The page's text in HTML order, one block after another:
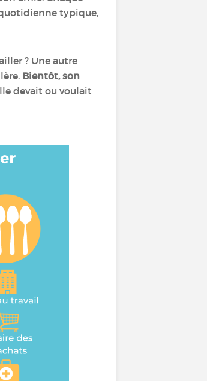
typique,
? Une autre
Bientôt, son
devait ou voulait